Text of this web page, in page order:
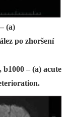
(a)
po zhoršení
– (a) acute